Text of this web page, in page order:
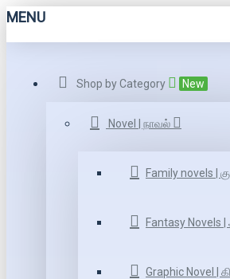
MENU
Shop by Category New
Novel | நாவல்
Family novels |
Fantasy Novels
Graphic Novel |